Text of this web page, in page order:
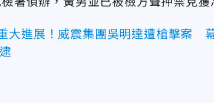
大進展！威震集團吳明達遭槍擊案